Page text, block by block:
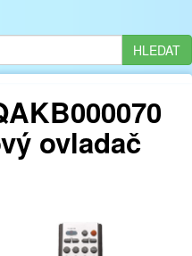
ovladač